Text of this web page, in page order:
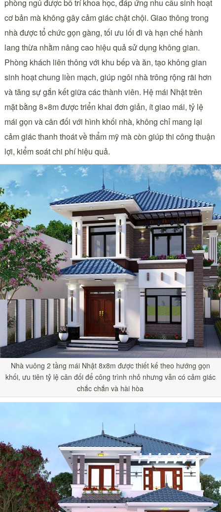
phòng ngủ được bố trí khoa học, đáp ứng nhu cầu sinh hoạt
cơ bản mà không gây cảm giác chật chội. Giao thông trong
nhà được tổ chức gọn gàng, tối ưu lối đi và hạn chế hành
lang thừa nhằm nâng cao hiệu quả sử dụng không gian.
Phòng khách liên thông với khu bếp và ăn, tạo không gian
sinh hoạt chung liền mạch, giúp ngôi nhà trông rộng rãi hơn
và tăng sự gắn kết giữa các thành viên. Hệ mái Nhật trên
mặt bằng 8×8m được triển khai đơn giản, ít giao mái, tỷ lệ
mái gọn và cân đối với hình khối nhà, không chỉ mang lại
cảm giác thanh thoát về thẩm mỹ mà còn giúp thi công thuận
lợi, kiểm soát chi phí hiệu quả.
Nhà vuông 2 tầng mái Nhật 8x8m được thiết kế theo hướng gọn
khối, ưu tiên tỷ lệ cân đối để công trình nhỏ nhưng vẫn có cảm giác
chắc chắn và hài hòa